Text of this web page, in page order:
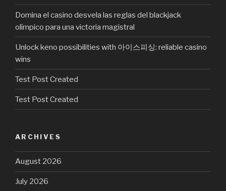
Domina el casino desvela las reglas del blackjack
olímpico para una victoria magistral
Unlock keno possibilities with 아이스피싱: reliable casino
wins
Test Post Created
Test Post Created
ARCHIVES
August 2026
July 2026